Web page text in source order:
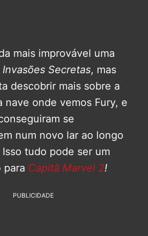
mais improvável uma
Invasões Secretas, mas
descobrir mais sobre a
nave onde vemos Fury, e
se
num novo lar ao longo
tudo pode ser um
para Capitã Marvel 2!
PUBLICIDADE